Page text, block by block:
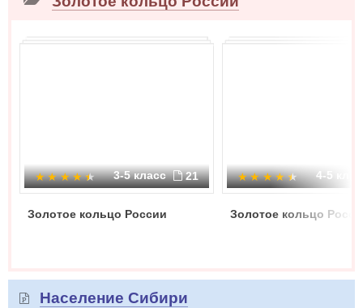
3-5 класс 21
Золотое кольцо России
4-5
Золотое кольцо
Население Сибири